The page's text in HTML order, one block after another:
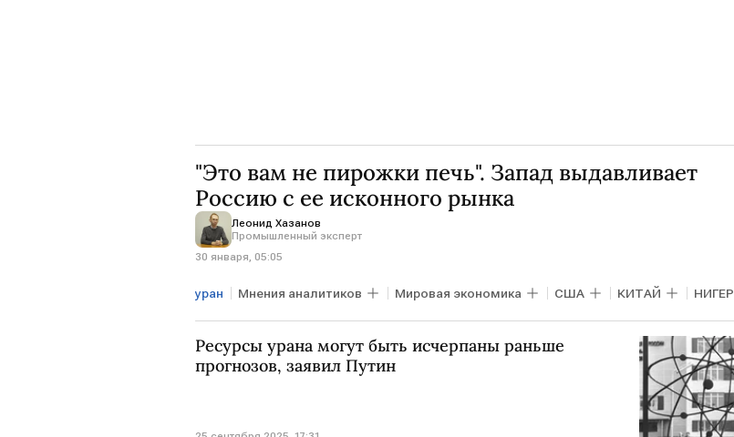
"Это вам не пирожки печь". Запад выдавливает
Россию с ее исконного рынка
Леонид Хазанов
Промышленный эксперт
30 января, 05:05
уран Мнения аналитиков Мировая экономика США КИТАЙ НИГЕР
Amazon
Ресурсы урана могут быть исчерпаны раньше
прогнозов, заявил Путин